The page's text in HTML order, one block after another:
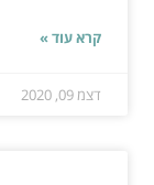
קרא עוד »
דצמ 09, 2020